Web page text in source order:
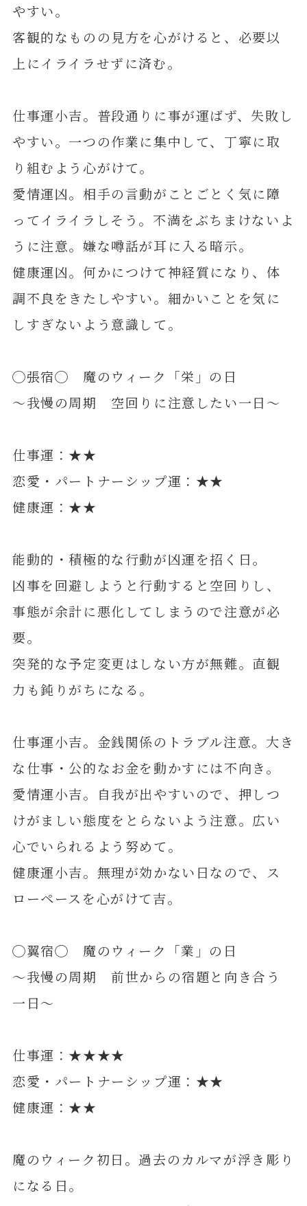
やすい。
客観的なものの見方を心がけると、必要以
上にイライラせずに済む。
仕事運小吉。普段通りに事が運ばず、失敗し
やすい。一つの作業に集中して、丁寧に取
り組むよう心がけて。
愛情運凶。相手の言動がことごとく気に障
ってイライラしそう。不満をぶちまけないよ
うに注意。嫌な噂話が耳に入る暗示。
健康運凶。何かにつけて神経質になり、体
調不良をきたしやすい。細かいことを気に
しすぎないよう意識して。
◯張宿◯ 魔のウィーク「栄」の日
～我慢の周期 空回りに注意したい一日～
仕事運：★★
恋愛・パートナーシップ運：★★
健康運：★★
能動的・積極的な行動が凶運を招く日。
凶事を回避しようと行動すると空回りし、
事態が余計に悪化してしまうので注意が必
要。
突発的な予定変更はしない方が無難。直観
力も鈍りがちになる。
仕事運小吉。金銭関係のトラブル注意。大き
な仕事・公的なお金を動かすには不向き。
愛情運小吉。自我が出やすいので、押しつ
けがましい態度をとらないよう注意。広い
心でいられるよう努めて。
健康運小吉。無理が効かない日なので、ス
ローペースを心がけて吉。
◯翼宿◯ 魔のウィーク「業」の日
～我慢の周期 前世からの宿題と向き合う
一日～
仕事運：★★★★
恋愛・パートナーシップ運：★★
健康運：★★
魔のウィーク初日。過去のカルマが浮き彫り
になる日。